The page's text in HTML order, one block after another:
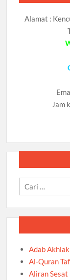
Alamat :
Jam
Adab Akhlak
Al-Quran
Aliran Sesat